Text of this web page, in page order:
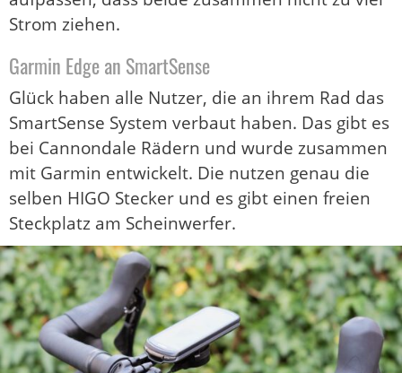
Strom ziehen.
Garmin Edge an SmartSense
Glück haben alle Nutzer, die an ihrem Rad das
SmartSense System verbaut haben. Das gibt es
bei Cannondale Rädern und wurde zusammen
mit Garmin entwickelt. Die nutzen genau die
selben HIGO Stecker und es gibt einen freien
Steckplatz am Scheinwerfer.